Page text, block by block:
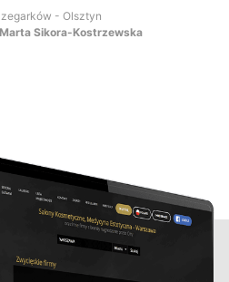
- Olsztyn
Sikora-Kostrzewska